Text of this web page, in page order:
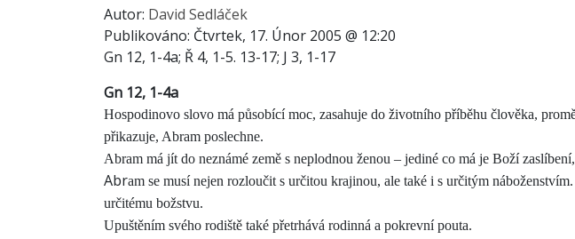
Autor: David Sedláček
Publikováno: Čtvrtek, 17. Únor 2005 @ 12:20
Gn 12, 1-4a; Ř 4, 1-5. 13-17; J 3, 1-17
Gn 12, 1-4a
Hospodinovo slovo má působící moc, zasahuje do životního příběhu člověka,
přikazuje, Abram poslechne.
Abram má jít do neznámé země s neplodnou ženou – jediné co má je Boží
Abram se musí nejen rozloučit s určitou krajinou, ale také i s určitým
určitému božstvu.
Upuštěním svého rodiště také přetrhává rodinná a pokrevní pouta.